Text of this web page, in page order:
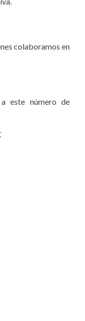
colaboramos en
a este número de